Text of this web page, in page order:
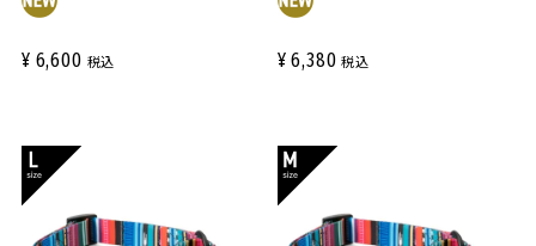
¥ 6,600 税込 ¥ 6,380 税込